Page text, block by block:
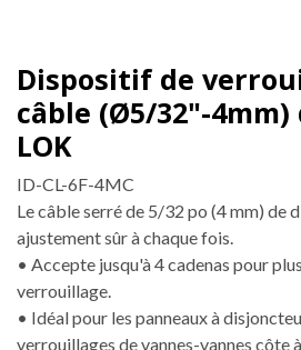
Dispositif de
câble (Ø5/32"-4mm)
LOK
ID-CL-6F-4MC
Le câble serré de 5/32 po (4 mm) de
ajustement sûr à chaque fois.
• Accepte jusqu'à 4 cadenas pour
verrouillage.
• Idéal pour les panneaux à
verrouillages de vannes-vannes côte